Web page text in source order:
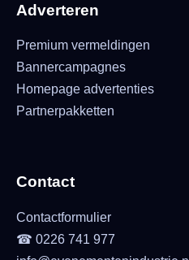
Adverteren
Premium vermeldingen
Bannercampagnes
Homepage advertenties
Partnerpakketten
Contact
Contactformulier
☎ 0226 741 977